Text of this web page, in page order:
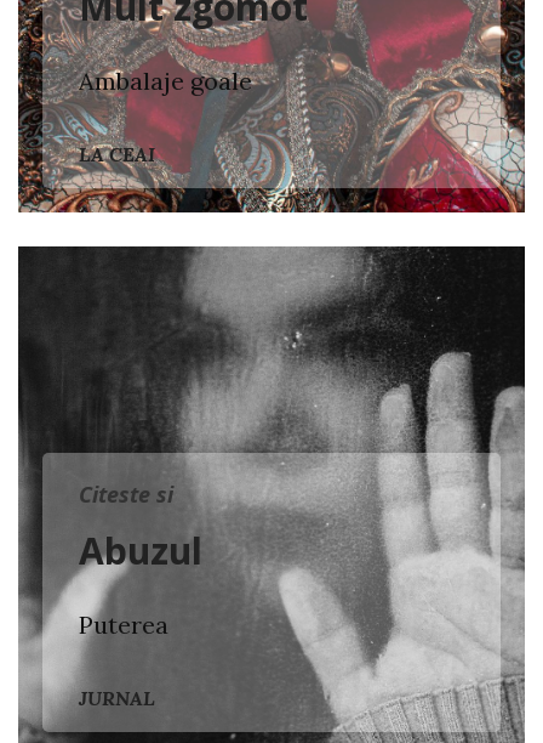
Ambalaje goale
LA CEAI
Citeste si
Abuzul
Puterea
JURNAL